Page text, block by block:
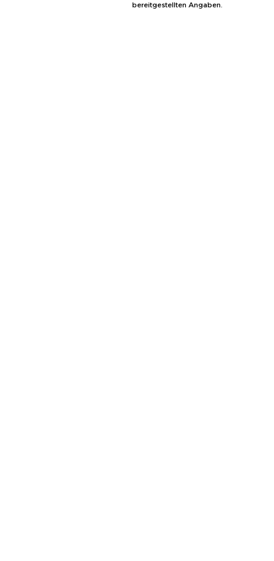
bereitgestellten Angaben.